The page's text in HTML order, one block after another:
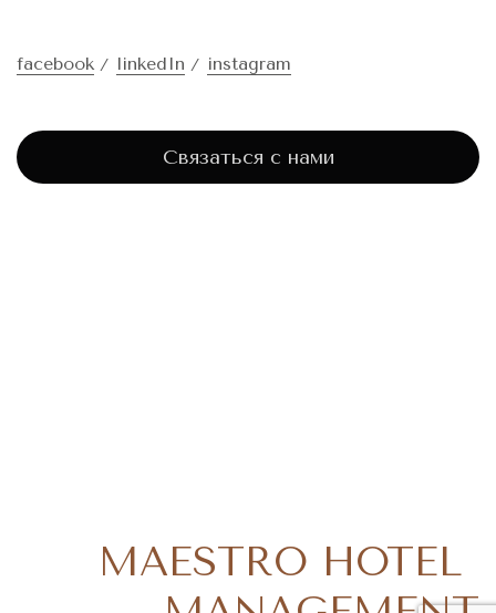
facebook linkedIn instagram
Связаться с нами
MAESTRO HOTEL